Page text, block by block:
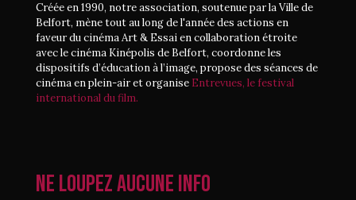
Créée en 1990, notre association, soutenue par la Ville de
Belfort, mène tout au long de l'année des actions en
faveur du cinéma Art & Essai en collaboration étroite
avec le cinéma Kinépolis de Belfort, coordonne les
dispositifs d’éducation à l’image, propose des séances de
cinéma en plein-air et organise Entrevues, le festival
international du film.
Ne loupez aucune info